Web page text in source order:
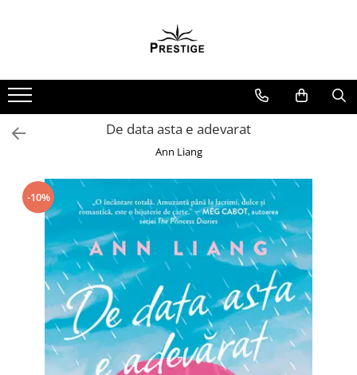
Noutati
Promotii
Pachete Speciale Carti
Arte Divinatorii
Astrologie
Chiromantie
Dezvoltare Spirituala
KidConnection
Minte Corp
New Illuminati Files
Numerologie
De data asta e adevarat
Ann Liang
-10%